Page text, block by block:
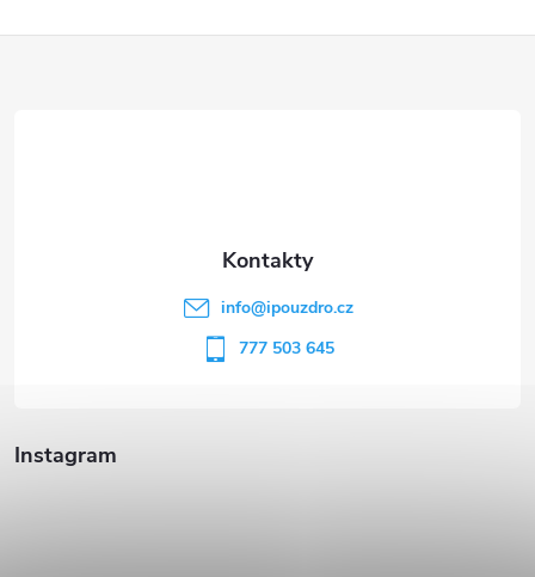
Instagram
info@ipouzdro.cz
777 503 645